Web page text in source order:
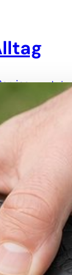
admin
,